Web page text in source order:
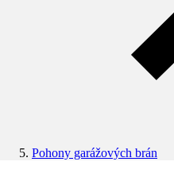
Pohony garážových brán